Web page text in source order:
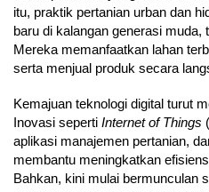
itu, praktik pertanian urban dan
baru di kalangan generasi muda,
Mereka memanfaatkan lahan
serta menjual produk secara
Kemajuan teknologi digital turut
Inovasi seperti Internet of Things
aplikasi manajemen pertanian,
membantu meningkatkan
Bahkan, kini mulai bermunculan